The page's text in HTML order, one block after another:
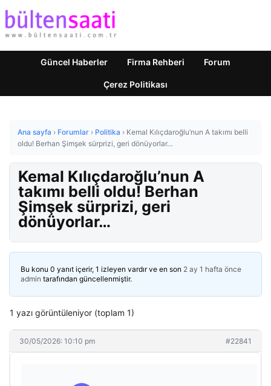
Güncel Haberler Firma Rehberi Forum
Çerez Politikası
Ana sayfa › Forumlar › Politika › Kemal Kılıçdaroğlu’nun A takımı belli
oldu! Berhan Şimşek sürprizi, geri dönüyorlar…
Kemal Kılıçdaroğlu’nun A
takımı belli oldu! Berhan
Şimşek sürprizi, geri
dönüyorlar…
Bu konu 0 yanıt içerir, 1 izleyen vardır ve en son 2 ay 1 hafta önce
admin tarafından güncellenmiştir.
1 yazı görüntüleniyor (toplam 1)
30/05/2026: 10:10 pm #22841